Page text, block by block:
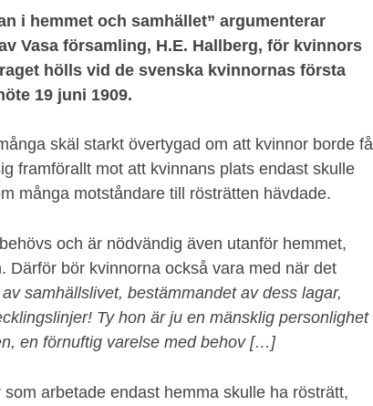
i hemmet och samhället” argumenterar
Vasa församling, H.E. Hallberg, för kvinnors
hölls vid de svenska kvinnornas första
19 juni 1909.
skäl starkt övertygad om att kvinnor borde få
framförallt mot att kvinnans plats endast skulle
många motståndare till rösträtten hävdade.
och är nödvändig även utanför hemmet,
Därför bör kvinnorna också vara med när det
samhällslivet, bestämmandet av dess lagar,
Ty hon är ju en mänsklig personlighet
en förnuftig varelse med behov […]
arbetade endast hemma skulle ha rösträtt,